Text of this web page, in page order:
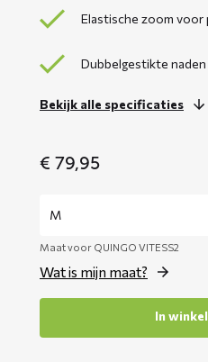
Elastische zoom
Dubbelgestikte
Bekijk alle specificaties
€ 79,95
Maat voor QUINGO VITESS2
Wat is mijn maat?
In